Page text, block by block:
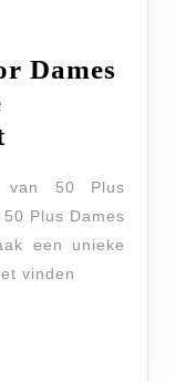
Dames
voor
Dames
van
van 50 Plus
Plus Dames
een unieke
vinden